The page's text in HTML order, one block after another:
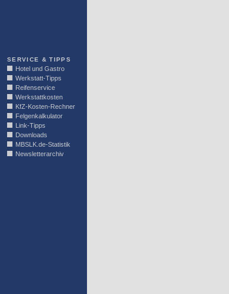
SERVICE & TIPPS
Hotel und Gastro
Werkstatt-Tipps
Reifenservice
Werkstattkosten
KfZ-Kosten-Rechner
Felgenkalkulator
Link-Tipps
Downloads
MBSLK.de-Statistik
Newsletterarchiv